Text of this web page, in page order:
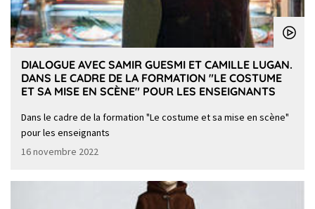
DIALOGUE AVEC SAMIR GUESMI ET CAMILLE LUGAN.
DANS LE CADRE DE LA FORMATION "LE COSTUME
ET SA MISE EN SCÈNE" POUR LES ENSEIGNANTS
Dans le cadre de la formation "Le costume et sa mise en scène"
pour les enseignants
16 novembre 2022